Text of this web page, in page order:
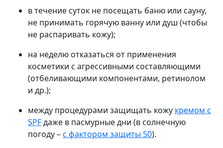
в течение суток не посещать баню или сауну,
не принимать горячую ванну или душ (чтобы
не распаривать кожу);
на неделю отказаться от применения
косметики с агрессивными составляющими
(отбеливающими компонентами, ретинолом
и др.);
между процедурами защищать кожу кремом с
SPFдаже в пасмурные дни (в солнечную
погоду –с фактором защиты 50).